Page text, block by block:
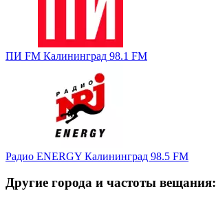
ПИ FM Калининград 98.1 FM
Радио ENERGY Калининград 98.5 FM
Другие города и частоты вещания: